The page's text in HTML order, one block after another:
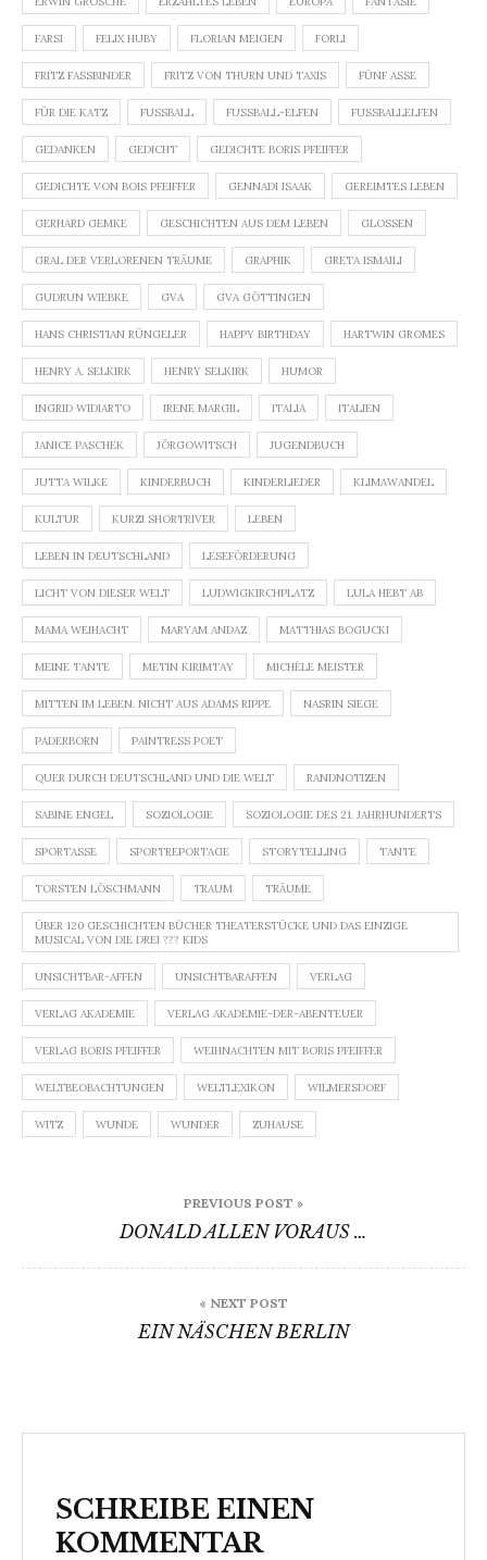
FARSI FELIX HUBY FLORIAN MEIGEN FORLI
FRITZ FASSBINDER FRITZ VON THURN UND TAXIS FÜNF ASSE
FÜR DIE KATZ FUSSBALL FUSSBALL-ELFEN FUSSBALLELFEN
GEDANKEN GEDICHT GEDICHTE BORIS PFEIFFER
GEDICHTE VON BOIS PFEIFFER GENNADI ISAAK GEREIMTES LEBEN
GERHARD GEMKE GESCHICHTEN AUS DEM LEBEN GLOSSEN
GRAL DER VERLORENEN TRÄUME GRAPHIK GRETA ISMAILI
GUDRUN WIEBKE GVA GVA GÖTTINGEN
HANS CHRISTIAN RÜNGELER HAPPY BIRTHDAY HARTWIN GROMES
HENRY A. SELKIRK HENRY SELKIRK HUMOR
INGRID WIDIARTO IRENE MARGIL ITALIA ITALIEN
JANICE PASCHEK JÖRGOWITSCH JUGENDBUCH
JUTTA WILKE KINDERBUCH KINDERLIEDER KLIMAWANDEL
KULTUR KURZI SHORTRIVER LEBEN
LEBEN IN DEUTSCHLAND LESEFÖRDERUNG
LICHT VON DIESER WELT LUDWIGKIRCHPLATZ LULA HEBT AB
MAMA WEIHACHT MARYAM ANDAZ MATTHIAS BOGUCKI
MEINE TANTE METIN KIRIMTAY MICHÈLE MEISTER
MITTEN IM LEBEN. NICHT AUS ADAMS RIPPE NASRIN SIEGE
PADERBORN PAINTRESS POET
QUER DURCH DEUTSCHLAND UND DIE WELT RANDNOTIZEN
SABINE ENGEL SOZIOLOGIE SOZIOLOGIE DES 21. JAHRHUNDERTS
SPORTASSE SPORTREPORTAGE STORYTELLING TANTE
TORSTEN LÖSCHMANN TRAUM TRÄUME
ÜBER 120 GESCHICHTEN BÜCHER THEATERSTÜCKE UND DAS EINZIGE
MUSICAL VON DIE DREI ??? KIDS
UNSICHTBAR-AFFEN UNSICHTBARAFFEN VERLAG
VERLAG AKADEMIE VERLAG AKADEMIE-DER-ABENTEUER
VERLAG BORIS PFEIFFER WEIHNACHTEN MIT BORIS PFEIFFER
WELTBEOBACHTUNGEN WELTLEXIKON WILMERSDORF
WITZ WUNDE WUNDER ZUHAUSE
PREVIOUS POST »
DONALD ALLEN VORAUS …
« NEXT POST
EIN NÄSCHEN BERLIN
SCHREIBE EINEN
KOMMENTAR